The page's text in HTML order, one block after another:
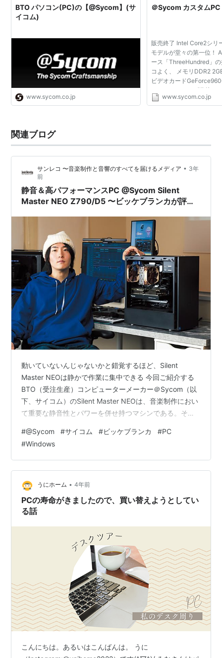
BTO パソコン(PC)の【@Sycom】(サ
イコム)
www.sycom.co.jp
＠Sycom カスタムPC
販売終了 Intel Core2シリ
モデルが堂々の第一位！
ース「ThreeHundred」
コよく、 メモリDDR2
ビデオカード
ーマルチドライブ搭載な
手頃価格で納得の高性能
www.sycom.co.jp
関連ブログ
サンレコ 〜音楽制作と音響のすべてを届けるメディア • 3年
前
静音＆高パフォーマンスPC @Sycom Silent
Master NEO Z790/D5 〜ビッケブランカが評価
動いていないんじゃないかと錯覚するほど、Silent
Master NEOは静かで作業に集中できる 今回ご紹介する
BTO（受注生産）コンピューターメーカー＠Sycom（以
下、サイコム）のSilent Master NEOは、音楽制作におい
て重要な静音性とパワーを併せ持つマシンである。その
ーソングライター、ビッケブランカのスタジオを訪れ、
仕様や制作における優位性について聞いた。音楽制作だ
けでなく、映像制作やゲームもコンピューターで行うと
いう彼の言葉から、Silent Master NEOの静音性とパワー
の秘密をひも解いていこう。…
#@Sycom #サイコム #ビッケブランカ #PC
#Windows
うにホーム • 4年前
PCの寿命がきましたので、買い替えようとしてい
る話
こんにちは。あるいはこんばんは。 うに